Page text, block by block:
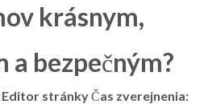
krásnym,
a bezpečným?
stránky Čas zverejnenia: